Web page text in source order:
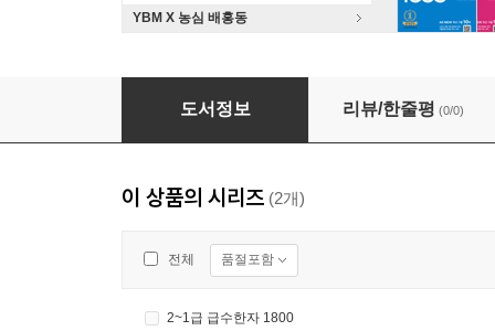
YBM X 농심 배홍동
8~3급 급수한자 1800
도서정보 리뷰/한줄평 (0/0)
이 상품의 시리즈 (2개)
전체 품절포함
2~1급 급수한자 1800